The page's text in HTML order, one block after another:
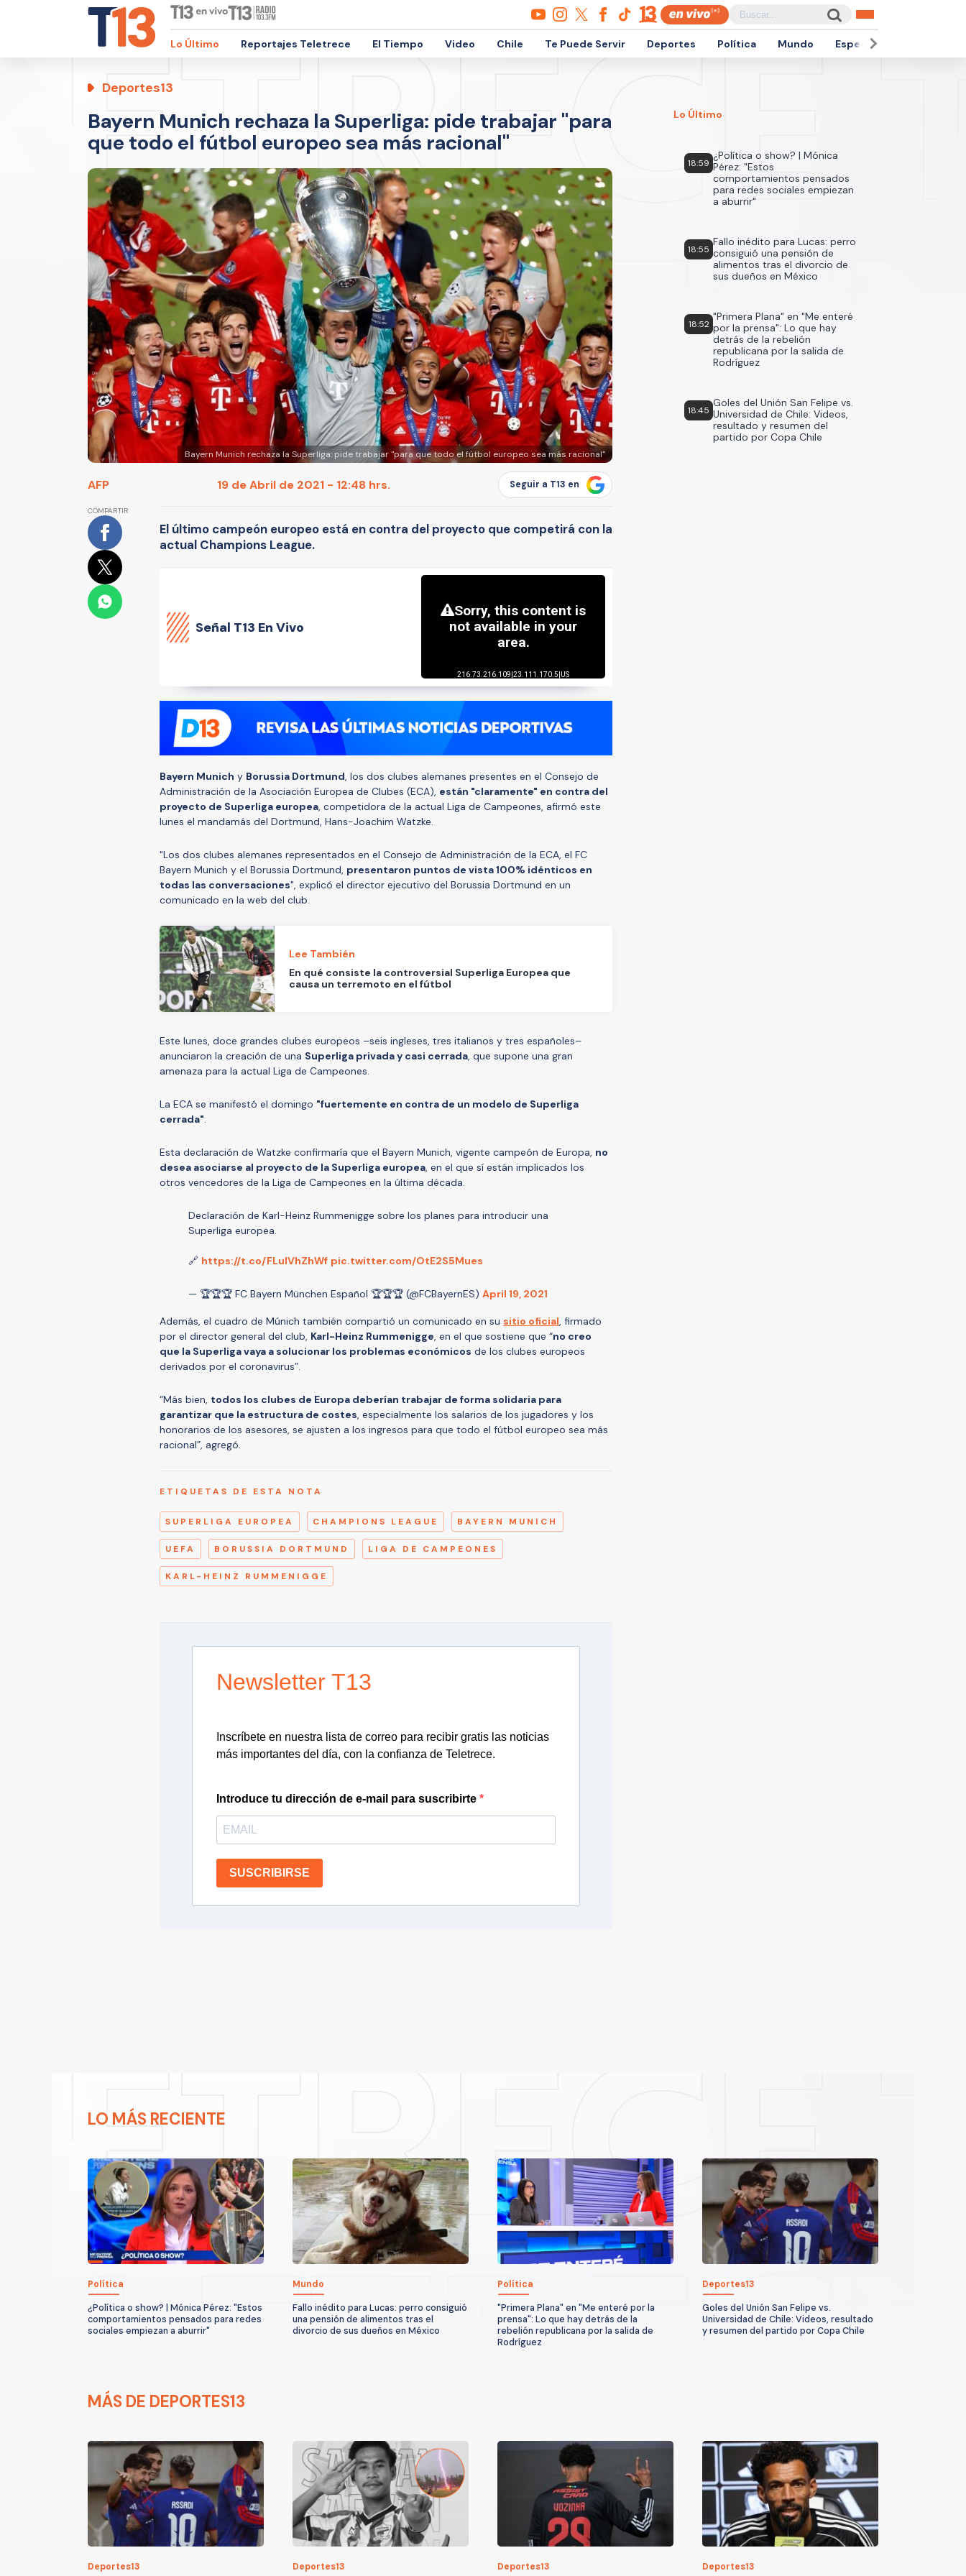
Lo Último Reportajes Teletrece El Tiempo Video Chile Te Puede Servir Deportes Política Mundo Espectáculos
Deportes13
Bayern Munich rechaza la Superliga: pide trabajar "para
que todo el fútbol europeo sea más racional"
Bayern Munich rechaza la Superliga: pide trabajar "para que todo el fútbol europeo sea más racional"
AFP 19 de Abril de 2021 - 12:48 hrs. Seguir a T13 en
COMPARTIR
El último campeón europeo está en contra del proyecto que competirá con la
actual Champions League.
Señal T13 En Vivo
Bayern Munich y Borussia Dortmund, los dos clubes alemanes presentes en el Consejo de
Administración de la Asociación Europea de Clubes (ECA), están "claramente" en contra del
proyecto de Superliga europea, competidora de la actual Liga de Campeones, afirmó este
lunes el mandamás del Dortmund, Hans-Joachim Watzke.
"Los dos clubes alemanes representados en el Consejo de Administración de la ECA, el FC
Bayern Munich y el Borussia Dortmund, presentaron puntos de vista 100% idénticos en
todas las conversaciones", explicó el director ejecutivo del Borussia Dortmund en un
comunicado en la web del club.
Lee También
En qué consiste la controversial Superliga Europea que
causa un terremoto en el fútbol
Este lunes, doce grandes clubes europeos –seis ingleses, tres italianos y tres españoles–
anunciaron la creación de una Superliga privada y casi cerrada, que supone una gran
amenaza para la actual Liga de Campeones.
La ECA se manifestó el domingo "fuertemente en contra de un modelo de Superliga
cerrada".
Esta declaración de Watzke confirmaría que el Bayern Munich, vigente campeón de Europa, no
desea asociarse al proyecto de la Superliga europea, en el que sí están implicados los
otros vencedores de la Liga de Campeones en la última década.
Declaración de Karl-Heinz Rummenigge sobre los planes para introducir una
Superliga europea.
🔗 https://t.co/FLulVhZhWf pic.twitter.com/OtE2S5Mues
— 🏆🏆🏆 FC Bayern München Español 🏆🏆🏆 (@FCBayernES) April 19, 2021
Además, el cuadro de Múnich también compartió un comunicado en su sitio oficial, firmado
por el director general del club, Karl-Heinz Rummenigge, en el que sostiene que “no creo
que la Superliga vaya a solucionar los problemas económicos de los clubes europeos
derivados por el coronavirus”.
“Más bien, todos los clubes de Europa deberían trabajar de forma solidaria para
garantizar que la estructura de costes, especialmente los salarios de los jugadores y los
honorarios de los asesores, se ajusten a los ingresos para que todo el fútbol europeo sea más
racional”, agregó.
ETIQUETAS DE ESTA NOTA
SUPERLIGA EUROPEA CHAMPIONS LEAGUE BAYERN MUNICH
UEFA BORUSSIA DORTMUND LIGA DE CAMPEONES
KARL-HEINZ RUMMENIGGE
Newsletter T13
Inscríbete en nuestra lista de correo para recibir gratis las noticias
más importantes del día, con la confianza de Teletrece.
Introduce tu dirección de e-mail para suscribirte
SUSCRIBIRSE
Lo Último
18:59
¿Política o show? | Mónica
Pérez: "Estos
comportamientos pensados
para redes sociales empiezan
a aburrir"
18:55
Fallo inédito para Lucas: perro
consiguió una pensión de
alimentos tras el divorcio de
sus dueños en México
18:52
"Primera Plana" en "Me enteré
por la prensa": Lo que hay
detrás de la rebelión
republicana por la salida de
Rodríguez
18:45
Goles del Unión San Felipe vs.
Universidad de Chile: Videos,
resultado y resumen del
partido por Copa Chile
LO MÁS RECIENTE
Política
¿Política o show? | Mónica Pérez: "Estos
comportamientos pensados para redes
sociales empiezan a aburrir"
Mundo
Fallo inédito para Lucas: perro consiguió
una pensión de alimentos tras el
divorcio de sus dueños en México
Política
"Primera Plana" en "Me enteré por la
prensa": Lo que hay detrás de la
rebelión republicana por la salida de
Rodríguez
Deportes13
Goles del Unión San Felipe vs.
Universidad de Chile: Videos, resultado
y resumen del partido por Copa Chile
MÁS DE DEPORTES13
Deportes13 Deportes13 Deportes13 Deportes13